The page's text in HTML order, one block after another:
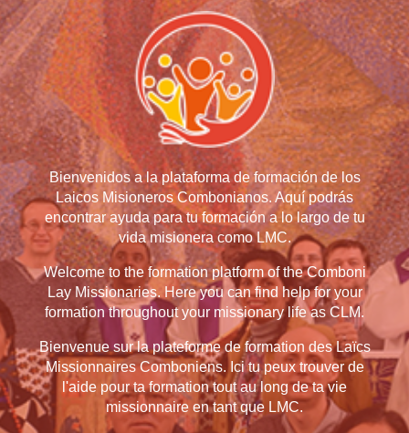
Bienvenidos a la plataforma de formación de los
Laicos Misioneros Combonianos. Aquí podrás
encontrar ayuda para tu formación a lo largo de tu
vida misionera como LMC.
Welcome to the formation platform of the Comboni
Lay Missionaries. Here you can find help for your
formation throughout your missionary life as CLM.
Bienvenue sur la plateforme de formation des Laïcs
Missionnaires Comboniens. Ici tu peux trouver de
l'aide pour ta formation tout au long de ta vie
missionnaire en tant que LMC.